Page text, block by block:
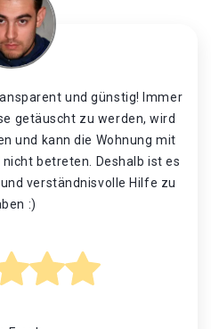
und günstig! Immer
getäuscht zu werden, wird
und kann die Wohnung mit
betreten. Deshalb ist es
verständnisvolle Hilfe zu
:)